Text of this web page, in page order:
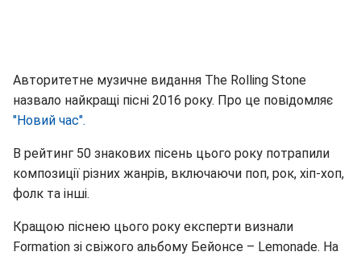
Авторитетне музичне видання The Rolling Stone
назвало найкращі пісні 2016 року. Про це повідомляє
"Новий час".
В рейтинг 50 знакових пісень цього року потрапили
композиції різних жанрів, включаючи поп, рок, хіп-хоп,
фолк та інші.
Кращою піснею цього року експерти визнали
Formation зі свіжого альбому Бейонсе – Lemonade. На